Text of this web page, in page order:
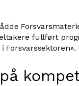
fullført